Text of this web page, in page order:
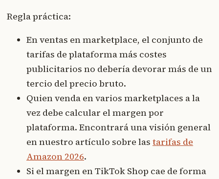
Regla práctica:
En ventas en marketplace, el conjunto de
tarifas de plataforma más costes
publicitarios no debería devorar más de un
tercio del precio bruto.
Quien venda en varios marketplaces a la
vez debe calcular el margen por
plataforma. Encontrará una visión general
en nuestro artículo sobre las tarifas de
Amazon 2026.
Si el margen en TikTok Shop cae de forma